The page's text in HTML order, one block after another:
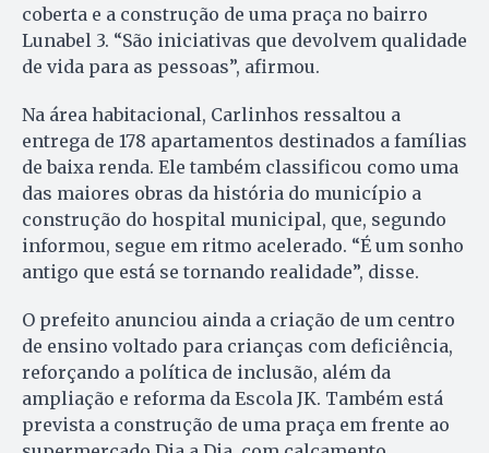
coberta e a construção de uma praça no bairro
Lunabel 3. “São iniciativas que devolvem qualidade
de vida para as pessoas”, afirmou.
Na área habitacional, Carlinhos ressaltou a
entrega de 178 apartamentos destinados a famílias
de baixa renda. Ele também classificou como uma
das maiores obras da história do município a
construção do hospital municipal, que, segundo
informou, segue em ritmo acelerado. “É um sonho
antigo que está se tornando realidade”, disse.
O prefeito anunciou ainda a criação de um centro
de ensino voltado para crianças com deficiência,
reforçando a política de inclusão, além da
ampliação e reforma da Escola JK. Também está
prevista a construção de uma praça em frente ao